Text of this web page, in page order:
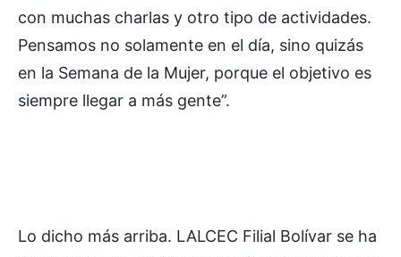
con muchas charlas y otro tipo de actividades.
Pensamos no solamente en el día, sino quizás
en la Semana de la Mujer, porque el objetivo es
siempre llegar a más gente”.
Lo dicho más arriba. LALCEC Filial Bolívar se ha